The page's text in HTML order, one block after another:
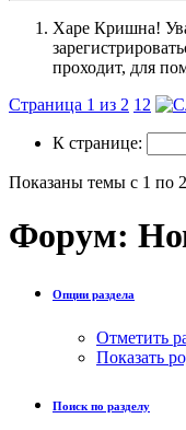
Харе Кришна!
проходит, для
Страница 1 из 2 1 2
К странице:
Показаны темы с 1 по
Форум:
Опции раздела
Отметить
Показать
Поиск по разделу